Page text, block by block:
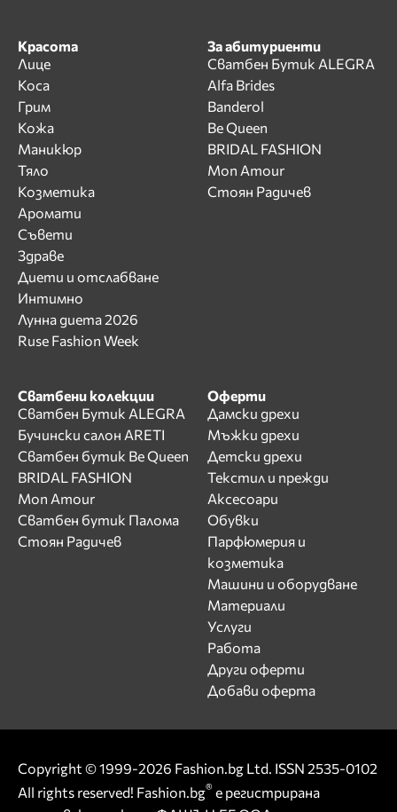
Красота
Лице
Коса
Грим
Кожа
Маникюр
Тяло
Козметика
Аромати
Съвети
Здраве
Диети и отслабване
Интимно
Лунна диета 2026
Ruse Fashion Week
За абитуриенти
Сватбен Бутик ALEGRA
Alfa Brides
Banderol
Be Queen
BRIDAL FASHION
Mon Amour
Стоян Радичев
Сватбени колекции
Сватбен Бутик ALEGRA
Бучински салон ARETI
Сватбен бутик Be Queen
BRIDAL FASHION
Mon Amour
Сватбен бутик Палома
Стоян Радичев
Оферти
Дамски дрехи
Мъжки дрехи
Детски дрехи
Текстил и прежди
Аксесоари
Обувки
Парфюмерия и
козметика
Машини и оборудване
Материали
Услуги
Работа
Други оферти
Добави оферта
Copyright © 1999-2026 Fashion.bg Ltd. ISSN 2535-0102
All rights reserved! Fashion.bg® е регистрирана